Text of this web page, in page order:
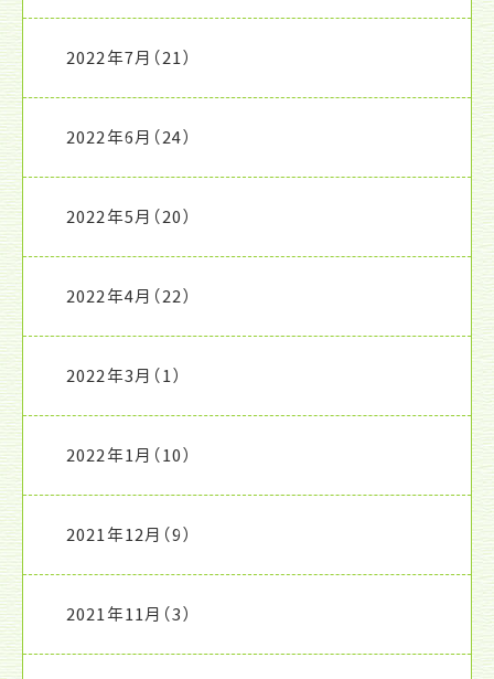
2022年7月 （21）
2022年6月 （24）
2022年5月 （20）
2022年4月 （22）
2022年3月 （1）
2022年1月 （10）
2021年12月 （9）
2021年11月 （3）